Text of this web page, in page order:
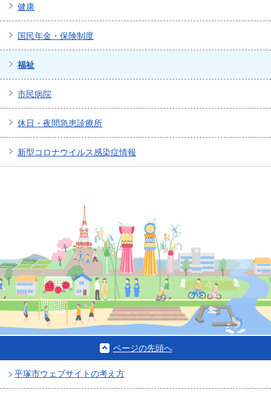
健康
国民年金・保険制度
福祉
市民病院
休日・夜間急患診療所
新型コロナウイルス感染症情報
ページの先頭へ
平塚市ウェブサイトの考え方